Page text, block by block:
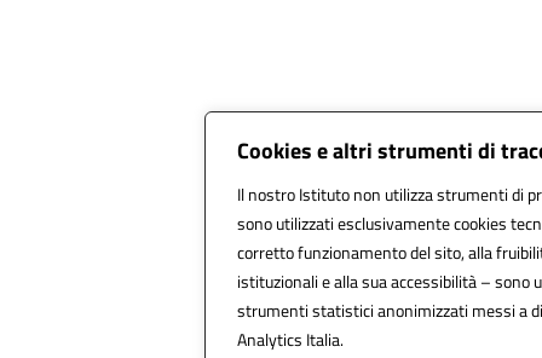
Cookies e altri strumenti di
Il nostro Istituto non utilizza strumenti di
sono utilizzati esclusivamente cookies
corretto funzionamento del sito, alla
istituzionali e alla sua accessibilità – sono
strumenti statistici anonimizzati messi a
Analytics Italia.